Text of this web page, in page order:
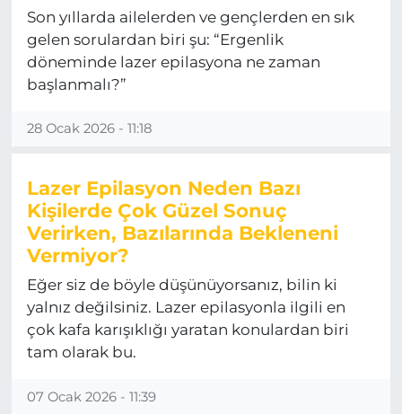
Son yıllarda ailelerden ve gençlerden en sık
gelen sorulardan biri şu: “Ergenlik
döneminde lazer epilasyona ne zaman
başlanmalı?”
28 Ocak 2026 - 11:18
Lazer Epilasyon Neden Bazı
Kişilerde Çok Güzel Sonuç
Verirken, Bazılarında Bekleneni
Vermiyor?
Eğer siz de böyle düşünüyorsanız, bilin ki
yalnız değilsiniz. Lazer epilasyonla ilgili en
çok kafa karışıklığı yaratan konulardan biri
tam olarak bu.
07 Ocak 2026 - 11:39